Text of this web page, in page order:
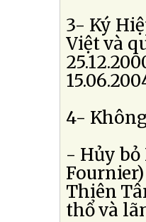
3- Ký
Việt và
4-
- Hủy bỏ
Fournier)
Thiên
thổ và